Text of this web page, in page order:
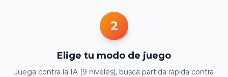
2
Elige tu modo de juego
Juega contra la IA (9 niveles), busca partida rápida contra